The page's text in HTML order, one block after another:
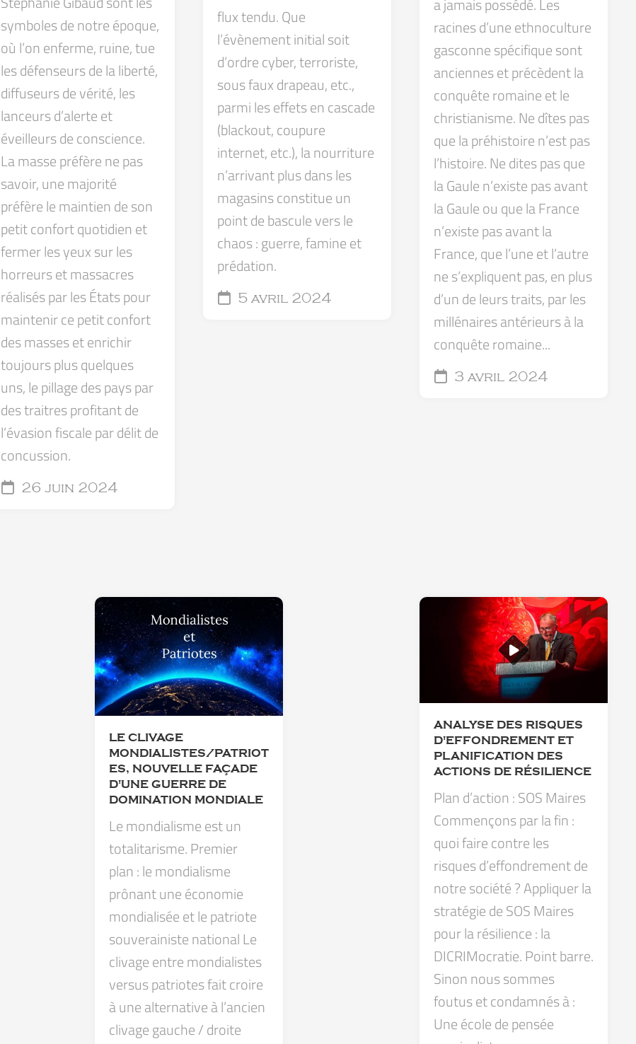
symboles de notre époque,
où l’on enferme, ruine, tue
les défenseurs de la liberté,
diffuseurs de vérité, les
lanceurs d’alerte et
éveilleurs de conscience.
La masse préfère ne pas
savoir, une majorité
préfère le maintien de son
petit confort quotidien et
fermer les yeux sur les
horreurs et massacres
réalisés par les États pour
maintenir ce petit confort
des masses et enrichir
toujours plus quelques
uns, le pillage des pays par
des traitres profitant de
l’évasion fiscale par délit de
concussion.
26 juin 2024
flux tendu. Que
l’évènement initial soit
d’ordre cyber, terroriste,
sous faux drapeau, etc.,
parmi les effets en cascade
(blackout, coupure
internet, etc.), la nourriture
n’arrivant plus dans les
magasins constitue un
point de bascule vers le
chaos : guerre, famine et
prédation.
5 avril 2024
a jamais possédé. Les
racines d’une ethnoculture
gasconne spécifique sont
anciennes et précèdent la
conquête romaine et le
christianisme. Ne dîtes pas
que la préhistoire n’est pas
l’histoire. Ne dites pas que
la Gaule n’existe pas avant
la Gaule ou que la France
n’existe pas avant la
France, que l’une et l’autre
ne s’expliquent pas, en plus
d’un de leurs traits, par les
millénaires antérieurs à la
conquête romaine...
3 avril 2024
LE CLIVAGE
MONDIALISTES/PATRIOT
ES, NOUVELLE FAÇADE
D'UNE GUERRE DE
DOMINATION MONDIALE
Le mondialisme est un
totalitarisme. Premier
plan : le mondialisme
prônant une économie
mondialisée et le patriote
souverainiste national Le
clivage entre mondialistes
versus patriotes fait croire
à une alternative à l’ancien
clivage gauche / droite
ANALYSE DES RISQUES
D'EFFONDREMENT ET
PLANIFICATION DES
ACTIONS DE RÉSILIENCE
Plan d’action : SOS Maires
Commençons par la fin :
quoi faire contre les
risques d’effondrement de
notre société ? Appliquer la
stratégie de SOS Maires
pour la résilience : la
DICRIMocratie. Point barre.
Sinon nous sommes
foutus et condamnés à :
Une école de pensée